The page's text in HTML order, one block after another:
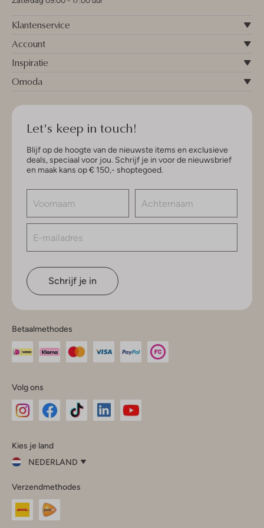
Klantenservice
Account
Inspiratie
Omoda
Let's keep in touch!
Blijf op de hoogte van de nieuwste items en exclusieve
deals, speciaal voor jou. Schrijf je in voor de nieuwsbrief
en maak kans op € 150,- shoptegoed.
Schrijf je in
Betaalmethodes
Volg ons
InstagramFacebook
Kies je land
NEDERLAND
je
land
Nederland
Verzendmethodes